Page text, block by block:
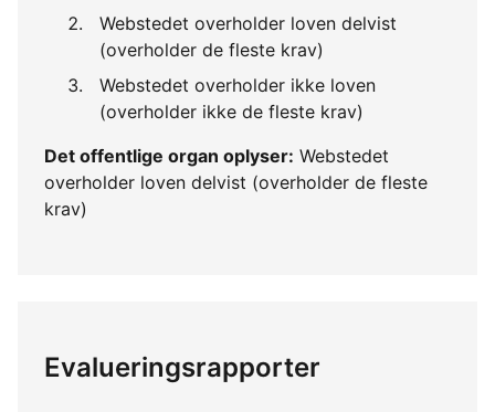
Webstedet overholder loven delvist
(overholder de fleste krav)
Webstedet overholder ikke loven
(overholder ikke de fleste krav)
Det offentlige organ oplyser: Webstedet
overholder loven delvist (overholder de fleste
krav)
Evalueringsrapporter